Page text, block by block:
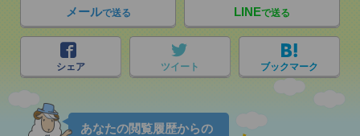
メールで送る LINEで送る
シェア ツイート ブックマーク
あなたの閲覧履歴からの